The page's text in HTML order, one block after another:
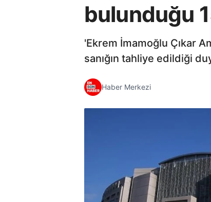
bulunduğu
'Ekrem İmamoğlu Çıkar
sanığın tahliye edildiği
Haber Merkezi